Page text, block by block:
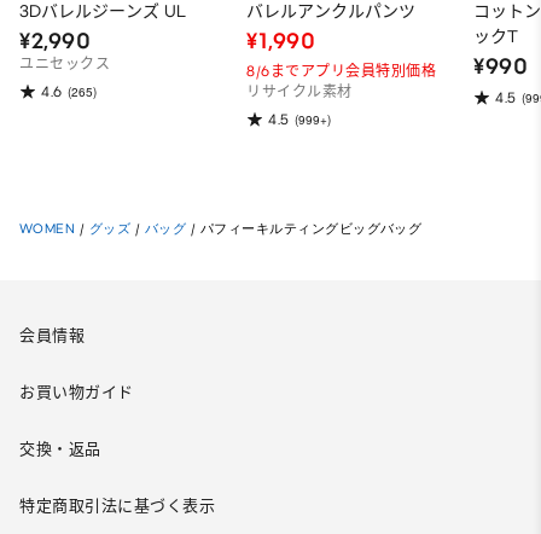
3Dバレルジーンズ UL
¥2,990
ユニセックス
4.6 (265)
バレルアンクルパンツ
¥1,990
8/6までアプリ会員特別価格
リサイクル素材
4.5 (999+)
コット
ックT
¥990
4.5
WOMEN / グッズ / バッグ / パフィーキルティングビッグバッグ
会員情報
お買い物ガイド
交換・返品
特定商取引法に基づく表示